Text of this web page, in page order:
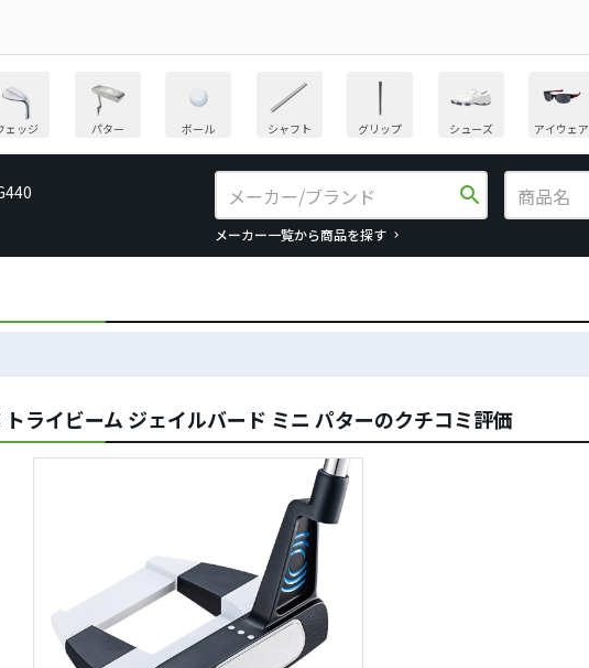
ェッジ パター ボール シャフト グリップ シューズ アイウェア
search
メーカー一覧から商品を探す
ライビーム ジェイルバード ミニ パターのクチコミ評価